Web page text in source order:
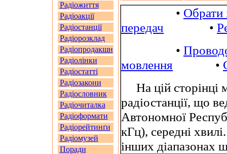
Радіожиття
Радіоакції
Радіостанції
Радіорозклад
Радіопродакшн
Радіолінки
Радіостатті
Радіозакони
Радіословник
Радіочиталка
Радіоформати
Радіорейтинґи
Радіомузей
Поради
• Обрати
передач •
•
мовлення •
На цій сторінці
радіостанції, що
Автономної
кГц), середні
інших діапазонах